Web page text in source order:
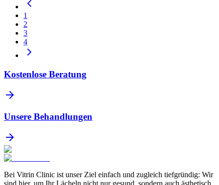
1
2
3
4
Kostenlose Beratung
Unsere Behandlungen
Bei Vitrin Clinic ist unser Ziel einfach und zugleich tiefgründig: Wir